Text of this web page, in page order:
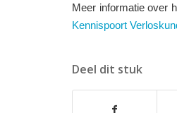
Meer informatie over
Kennispoort
Deel dit stuk